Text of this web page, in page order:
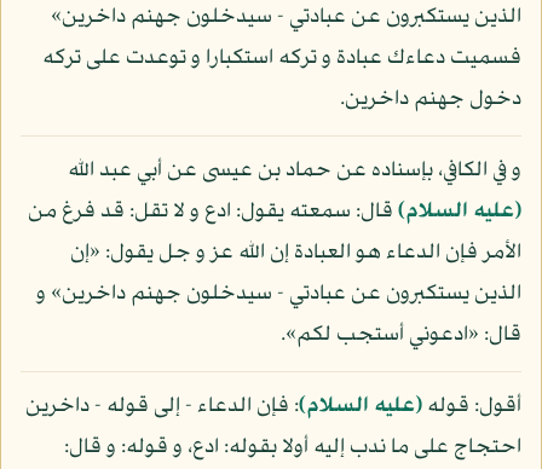
الذين يستكبرون عن عبادتي - سيدخلون جهنم داخرين»
فسميت دعاءك عبادة و تركه استكبارا و توعدت على تركه
دخول جهنم داخرين.
و في الكافي، بإسناده عن حماد بن عيسى عن أبي عبد الله
(عليه السلام)قال: سمعته يقول: ادع و لا تقل: قد فرغ من
الأمر فإن الدعاء هو العبادة إن الله عز و جل يقول: «إن
الذين يستكبرون عن عبادتي - سيدخلون جهنم داخرين» و
قال: «ادعوني أستجب لكم».
أقول: قوله(عليه السلام): فإن الدعاء - إلى قوله - داخرين
احتجاج على ما ندب إليه أولا بقوله: ادع، و قوله: و قال: